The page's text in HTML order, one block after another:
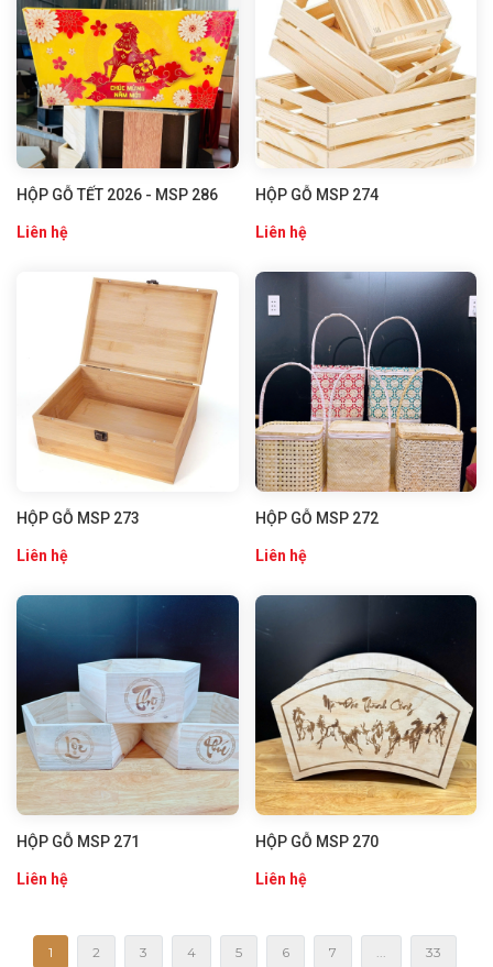
HỘP GỖ TẾT 2026 - MSP 286
Liên hệ
HỘP GỖ MSP 274
Liên hệ
HỘP GỖ MSP 273
Liên hệ
HỘP GỖ MSP 272
Liên hệ
HỘP GỖ MSP 271
Liên hệ
HỘP GỖ MSP 270
Liên hệ
1 2 3 4 5 6 7 ... 33